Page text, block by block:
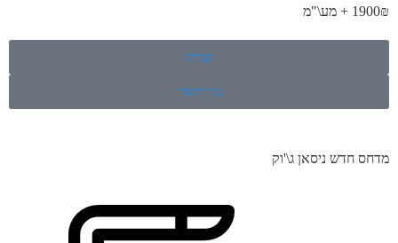
1900₪ + מע\"מ
קנייה
צור קשר
מדחס חדש ניסאן ג\'וק